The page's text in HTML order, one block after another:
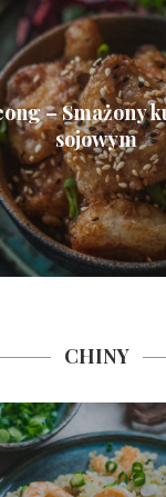
– Smażony
sojowym
CHINY